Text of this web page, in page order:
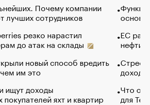
Почему компании
лучших сотрудников
резко нарастил
до атак на склады
новый способ вредить
им это
ищут доходы
яхт и квартир
основ
ЕС
нефти
Что
для